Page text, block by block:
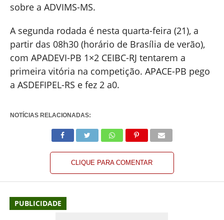
sobre a ADVIMS-MS.
A segunda rodada é nesta quarta-feira (21), a
partir das 08h30 (horário de Brasília de verão),
com APADEVI-PB 1×2 CEIBC-RJ tentarem a
primeira vitória na competição. APACE-PB pego
a ASDEFIPEL-RS e fez 2 a0.
NOTÍCIAS RELACIONADAS:
CLIQUE PARA COMENTAR
PUBLICIDADE